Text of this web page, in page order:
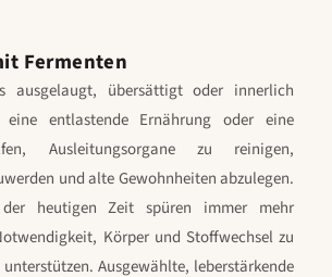
Fermenten
ausgelaugt, übersättigt oder innerlich
entlastende Ernährung oder eine
Ausleitungsorgane zu reinigen,
und alte Gewohnheiten abzulegen.
heutigen Zeit spüren immer mehr
Körper und Stoffwechsel zu
Ausgewählte, leberstärkende